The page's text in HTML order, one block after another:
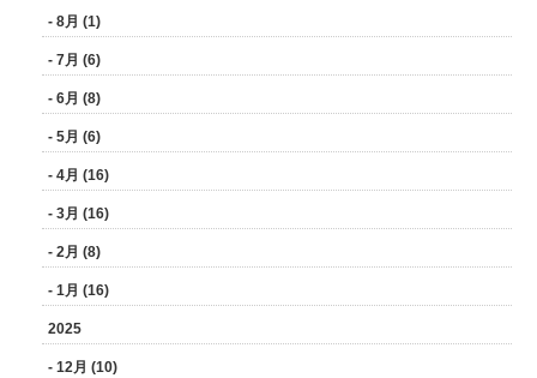
- 8月 (1)
- 7月 (6)
- 6月 (8)
- 5月 (6)
- 4月 (16)
- 3月 (16)
- 2月 (8)
- 1月 (16)
2025
- 12月 (10)